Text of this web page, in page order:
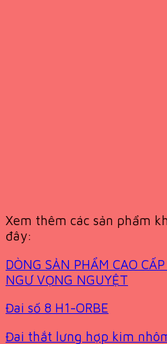
Xem thêm các sản phẩm
đây:
DÒNG SẢN PHẨM CAO
NGƯ VỌNG NGUYỆT
Đai số 8 H1-ORBE
Đai thắt lưng hợp kim